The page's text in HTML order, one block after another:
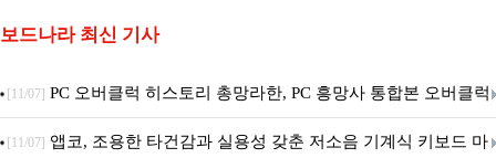
보드나라 최신 기사
[11/07] PC 오버클럭 히스토리 총망라한, PC 흥망사 통합본 오버클럭
특집(1-4편)
[11/07] 앱코, 조용한 타건감과 실용성 갖춘 저소음 기계식 키보드 마